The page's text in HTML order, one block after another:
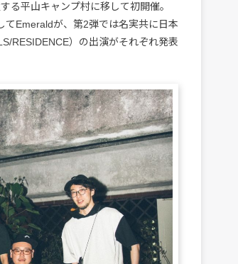
る平山キャンプ村に移して初開催。
てEmeraldが、第2弾では名実共に日本
RESIDENCE）の出演がそれぞれ発表